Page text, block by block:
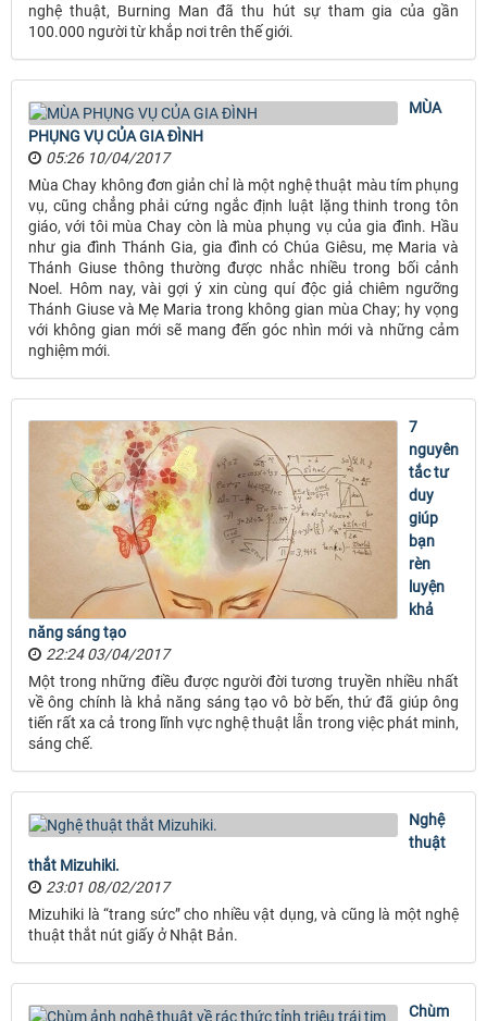
nghệ thuật, Burning Man đã thu hút sự tham gia của gần
100.000 người từ khắp nơi trên thế giới.
MÙA
PHỤNG VỤ CỦA GIA ĐÌNH
05:26 10/04/2017
Mùa Chay không đơn giản chỉ là một nghệ thuật màu tím phụng
vụ, cũng chẳng phải cứng ngắc định luật lặng thinh trong tôn
giáo, với tôi mùa Chay còn là mùa phụng vụ của gia đình. Hầu
như gia đình Thánh Gia, gia đình có Chúa Giêsu, mẹ Maria và
Thánh Giuse thông thường được nhắc nhiều trong bối cảnh
Noel. Hôm nay, vài gợi ý xin cùng quí độc giả chiêm ngưỡng
Thánh Giuse và Mẹ Maria trong không gian mùa Chay; hy vọng
với không gian mới sẽ mang đến góc nhìn mới và những cảm
nghiệm mới.
7
nguyên
tắc tư
duy
giúp
bạn
rèn
luyện
khả
năng sáng tạo
22:24 03/04/2017
Một trong những điều được người đời tương truyền nhiều nhất
về ông chính là khả năng sáng tạo vô bờ bến, thứ đã giúp ông
tiến rất xa cả trong lĩnh vực nghệ thuật lẫn trong việc phát minh,
sáng chế.
Nghệ
thuật
thắt Mizuhiki.
23:01 08/02/2017
Mizuhiki là “trang sức” cho nhiều vật dụng, và cũng là một nghệ
thuật thắt nút giấy ở Nhật Bản.
Chùm